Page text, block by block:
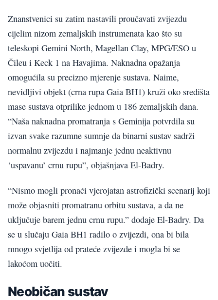
Znanstvenici su zatim nastavili proučavati zvijezdu
cijelim nizom zemaljskih instrumenata kao što su
teleskopi Gemini North, Magellan Clay, MPG/ESO u
Čileu i Keck 1 na Havajima. Naknadna opažanja
omogućila su precizno mjerenje sustava. Naime,
nevidljivi objekt (crna rupa Gaia BH1) kruži oko središta
mase sustava otprilike jednom u 186 zemaljskih dana.
“Naša naknadna promatranja s Geminija potvrdila su
izvan svake razumne sumnje da binarni sustav sadrži
normalnu zvijezdu i najmanje jednu neaktivnu
‘uspavanu’ crnu rupu”, objašnjava El-Badry.
“Nismo mogli pronaći vjerojatan astrofizički scenarij koji
može objasniti promatranu orbitu sustava, a da ne
uključuje barem jednu crnu rupu.” dodaje El-Badry. Da
se u slučaju Gaia BH1 radilo o zvijezdi, ona bi bila
mnogo svjetlija od prateće zvijezde i mogla bi se
lakoćom uočiti.
Neobičan sustav